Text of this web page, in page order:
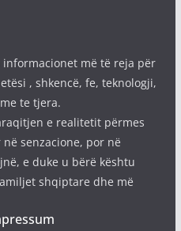
më të reja për
, shkencë, fe, teknologji,
te tjera.
e realitetit përmes
senzacione, por në
e duke u bërë kështu
shqiptare dhe më